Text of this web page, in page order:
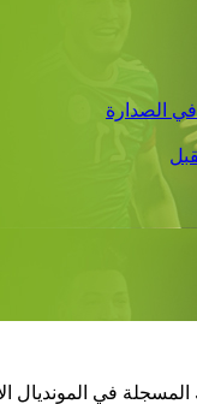
في المونديال